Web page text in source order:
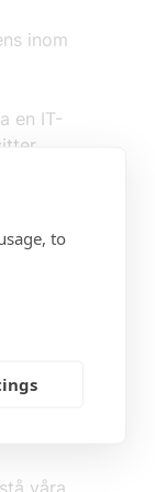
inom
en IT-
tiden.
alla
våra
to